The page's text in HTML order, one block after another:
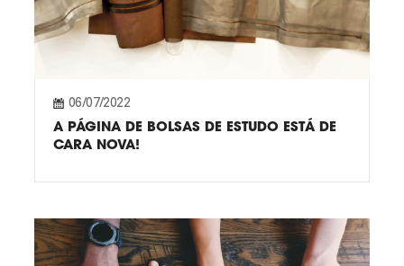
06/07/2022
A PÁGINA DE BOLSAS DE ESTUDO ESTÁ DE
CARA NOVA!